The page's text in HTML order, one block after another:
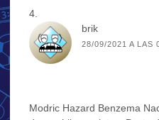
brik
28/09/2021 A LAS
Modric Hazard Benzema